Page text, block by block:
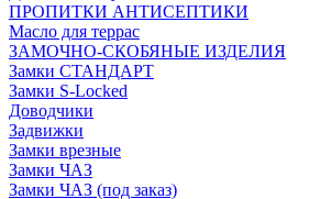
ПРОПИТКИ АНТИСЕПТИКИ
Масло для террас
ЗАМОЧНО-СКОБЯНЫЕ ИЗДЕЛИЯ
Замки СТАНДАРТ
Замки S-Locked
Доводчики
Задвижки
Замки врезные
Замки ЧАЗ
Замки ЧАЗ (под заказ)